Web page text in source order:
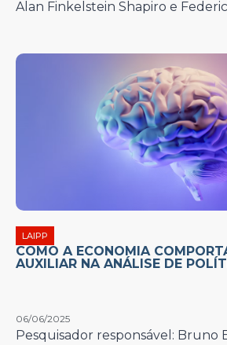
Alan Finkelstein Shapiro e
LAIPP
COMO A ECONOMIA
AUXILIAR NA ANÁLISE DE
06/06/2025
Pesquisador responsável: Bruno